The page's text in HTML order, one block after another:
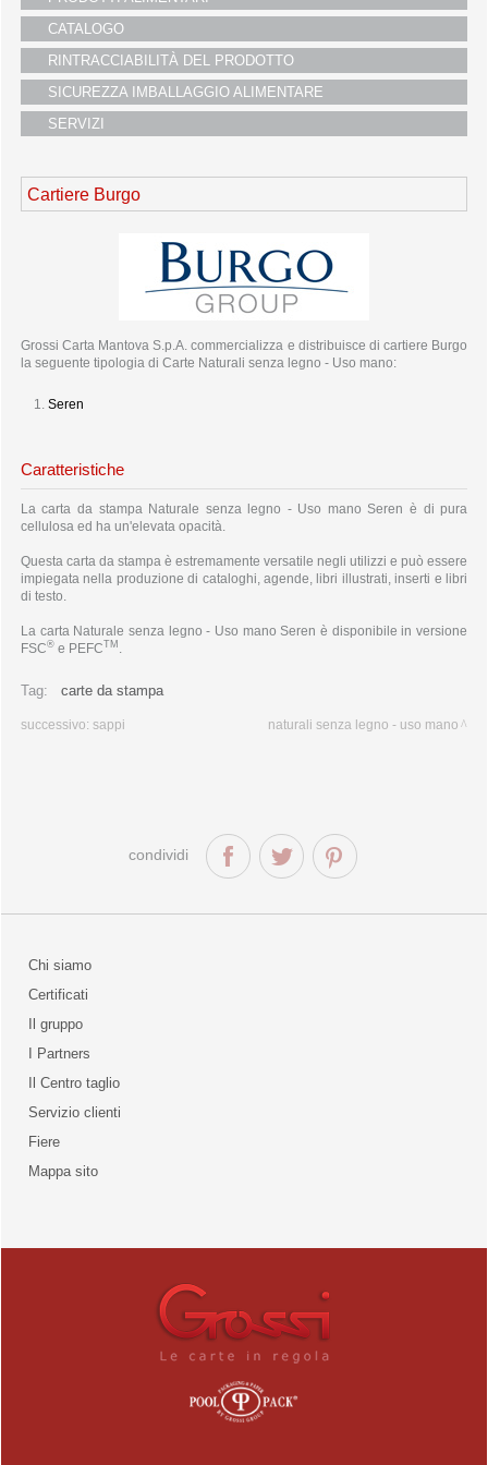
i partners
servizio clienti
fiere
CATALOGO
RINTRACCIABILITÀ DEL PRODOTTO
SICUREZZA IMBALLAGGIO ALIMENTARE
SERVIZI
Cartiere Burgo
Grossi Carta Mantova S.p.A. commercializza e distribuisce di cartiere Burgo
la seguente tipologia di Carte Naturali senza legno - Uso mano:
Seren
Caratteristiche
La carta da stampa Naturale senza legno - Uso mano Seren è di pura
cellulosa ed ha un'elevata opacità.
Questa carta da stampa è estremamente versatile negli utilizzi e può essere
impiegata nella produzione di cataloghi, agende, libri illustrati, inserti e libri
di testo.
La carta Naturale senza legno - Uso mano Seren è disponibile in versione
FSC®e PEFCTM
Tag: carte da stampa
successivo: sappi naturali senza legno - uso mano
condividi
Chi siamo
qualità
Certificati
Il gruppo
I Partners
Il Centro taglio
Servizio clienti
Fiere
Mappa sito